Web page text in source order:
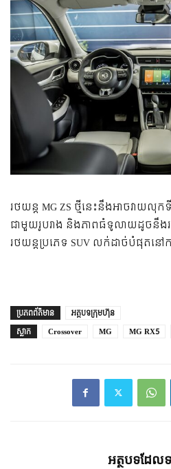
រថយន្ត MG ZS ថ្មីនេះនឹងអាចវាយលុកទី
ជាមួយរូបរាង និងភាពធំទូលាយដូចនឹងរ
រថយន្តប្រភេទ SUV លក់ដាច់បំផុតនៅក
ប្រភព​ព័ត៌មាន
អត្តបទក្រុមហ៊ុន
ស្លាក
Crossover MG MG RX5
អត្ថបទ​ដែល​